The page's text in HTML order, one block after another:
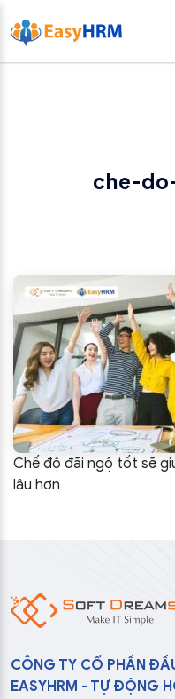
che-
Chế độ đãi ngộ tốt sẽ
lâu hơn
CÔNG TY CỔ PHẦN
EASYHRM - TỰ ĐỘNG